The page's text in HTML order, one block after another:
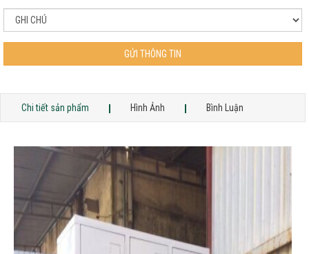
GỬI THÔNG TIN
Chi tiết sản phẩm Hình Ảnh Bình Luận